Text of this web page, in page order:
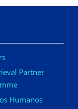
Partner
Humanos